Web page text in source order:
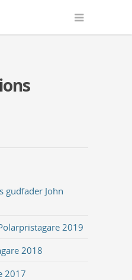
gudfader John
2019
2018
2017